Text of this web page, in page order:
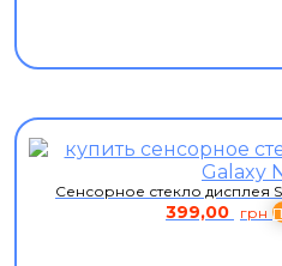
Сенсорное стекло дисплея
399,00 грн